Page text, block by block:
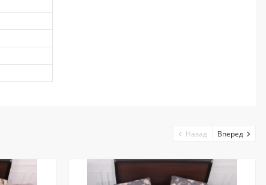
Назад Вперед